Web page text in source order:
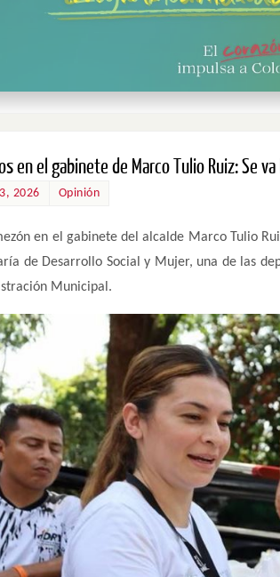
en el gabinete de Marco Tulio Ruiz: Se
2026 Opinión
en el gabinete del alcalde Marco Tulio
de Desarrollo Social y Mujer, una de las
Municipal.